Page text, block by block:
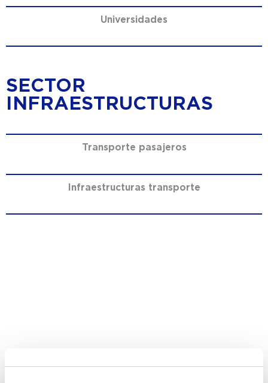
Universidades
SECTOR
INFRAESTRUCTURAS
Transporte pasajeros
Infraestructuras transporte